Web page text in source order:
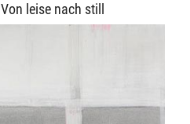
Von leise nach still